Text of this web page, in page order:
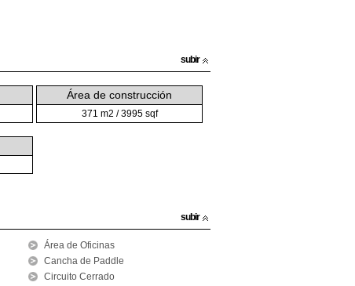
subir
Área de construcción
371 m2 / 3995 sqf
subir
Área de Oficinas
Cancha de Paddle
Circuito Cerrado